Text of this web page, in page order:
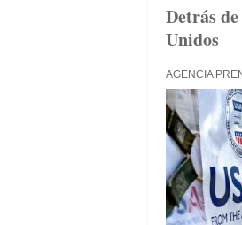
Detrás
Unidos
AGENCIA